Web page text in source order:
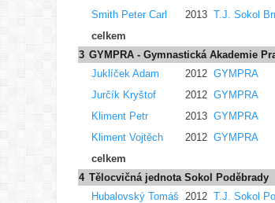
Smith Peter Carl
2013 T.J. Sokol
celkem
3 GYMPRA - Gymnastická Akademie
Juklíček Adam
2012 GYMPRA
Jurčík Kryštof
2012 GYMPRA
Kliment Petr
2013 GYMPRA
Kliment Vojtěch
2012 GYMPRA
celkem
4 Tělocvičná jednota Sokol Poděbrady
Hubalovský Tomáš
2012 T.J. Sokol